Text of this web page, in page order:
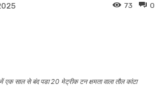
0
73
साल से बंद पडा 20 मेट्रीक टन क्षमता वाला तौल कांटा